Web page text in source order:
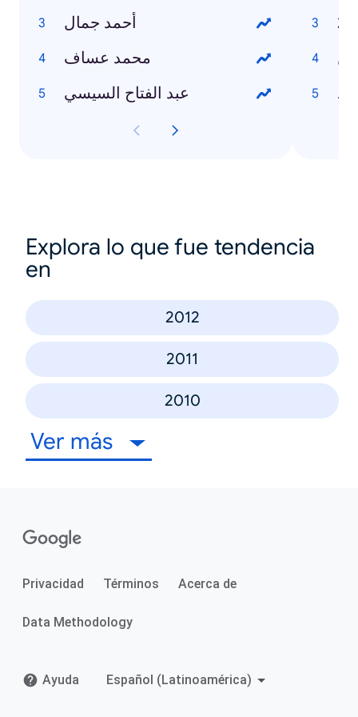
أحمد جمال
محمد عساف
عبد الفتاح السيسي
Explora lo que fue tendencia
en
2012
2011
2010
Ver más
Privacidad Términos Acerca de
Data Methodology
Ayuda